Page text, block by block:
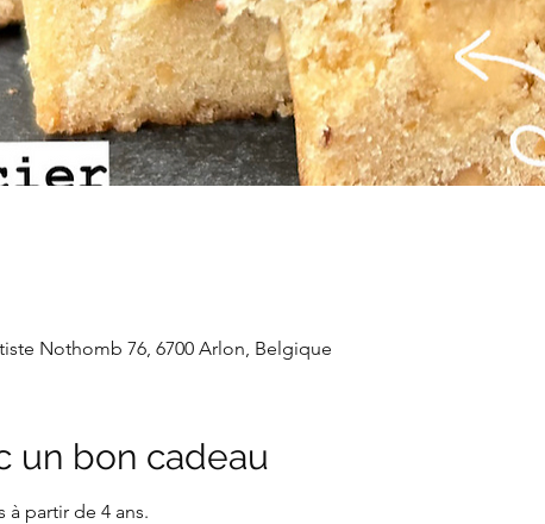
Nothomb 76, 6700 Arlon, Belgique
un bon cadeau
partir de 4 ans.